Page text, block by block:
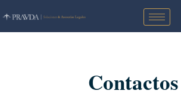
al
contenido
Contactos